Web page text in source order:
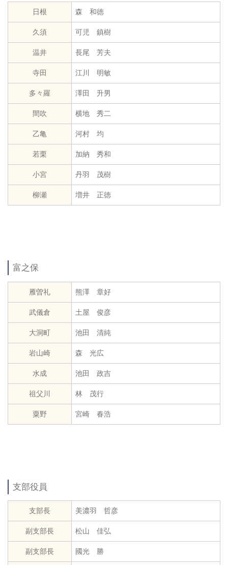
日根 森 和徳
久須 可児 鎮樹
温井 長尾 芳夫
寺田 江川 明敏
多々羅 澤田 升男
間吹 横地 秀二
乙亀 河村 均
若栗 加納 秀和
小宮 丹羽 茂樹
柳瀬 増井 正徳
富之保
雁曽礼 熊澤 章好
武儀倉 土屋 俊彦
大洞町 池田 清純
岩山崎 森 光広
水成 池田 政吉
祖父川 林 茂行
粟野 宮崎 春浩
支部役員
支部長 美濃羽 哲彦
副支部長 松山 佳弘
副支部長 國光 勝